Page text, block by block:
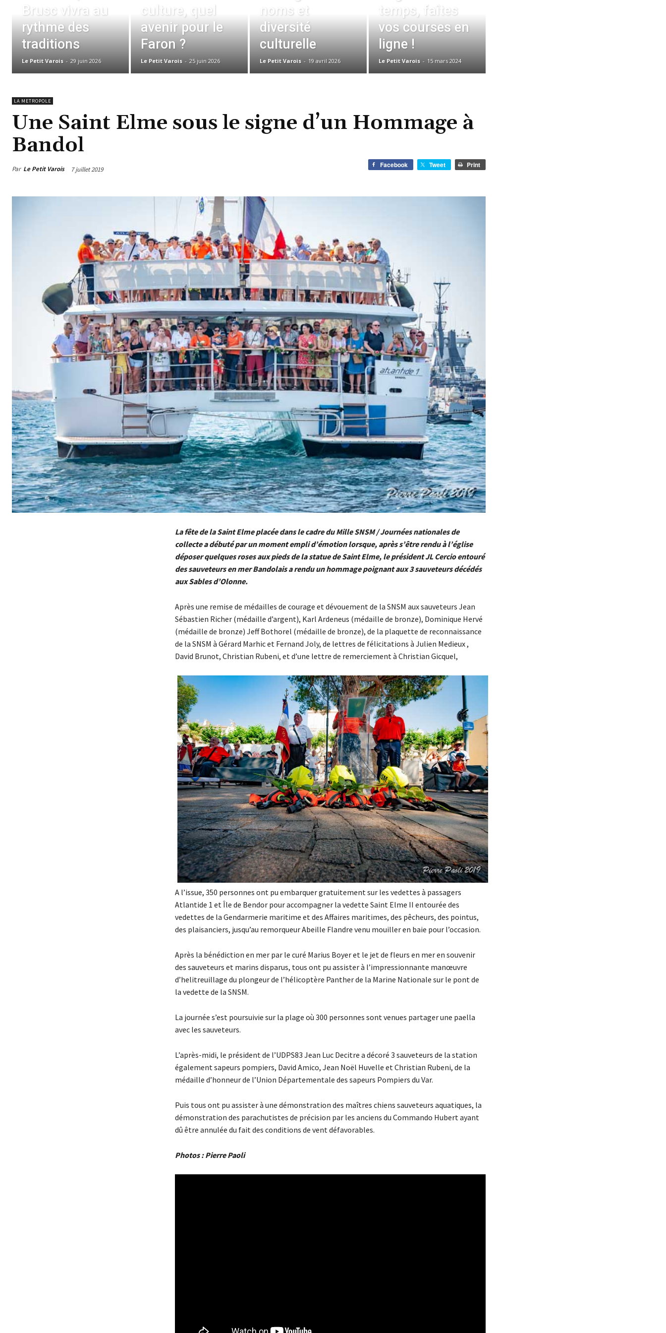
Brusc vivra au
rythme des
traditions
Le Petit Varois - 29 juin 2026
culture, quel
avenir pour le
Faron ?
Le Petit Varois - 25 juin 2026
noms et
diversité
culturelle
Le Petit Varois - 19 avril 2026
temps, faîtes
vos courses en
ligne !
Le Petit Varois - 15 mars 2024
LA METROPOLE
Une Saint Elme sous le signe d’un Hommage à
Bandol
Par Le Petit Varois 7 juillet 2019
Facebook Tweet Print
La fête de la Saint Elme placée dans le cadre du Mille SNSM / Journées nationales de
collecte a débuté par un moment empli d’émotion lorsque, après s’être rendu à l’église
déposer quelques roses aux pieds de la statue de Saint Elme, le président JL Cercio entouré
des sauveteurs en mer Bandolais a rendu un hommage poignant aux 3 sauveteurs décédés
aux Sables d’Olonne.
Après une remise de médailles de courage et dévouement de la SNSM aux sauveteurs Jean
Sébastien Richer (médaille d’argent), Karl Ardeneus (médaille de bronze), Dominique Hervé
(médaille de bronze) Jeff Bothorel (médaille de bronze), de la plaquette de reconnaissance
de la SNSM à Gérard Marhic et Fernand Joly, de lettres de félicitations à Julien Medieux ,
David Brunot, Christian Rubeni, et d’une lettre de remerciement à Christian Gicquel,
A l’issue, 350 personnes ont pu embarquer gratuitement sur les vedettes à passagers
Atlantide 1 et Île de Bendor pour accompagner la vedette Saint Elme II entourée des
vedettes de la Gendarmerie maritime et des Affaires maritimes, des pêcheurs, des pointus,
des plaisanciers, jusqu’au remorqueur Abeille Flandre venu mouiller en baie pour l’occasion.
Après la bénédiction en mer par le curé Marius Boyer et le jet de fleurs en mer en souvenir
des sauveteurs et marins disparus, tous ont pu assister à l’impressionnante manœuvre
d’helitreuillage du plongeur de l’hélicoptère Panther de la Marine Nationale sur le pont de
la vedette de la SNSM.
La journée s’est poursuivie sur la plage où 300 personnes sont venues partager une paella
avec les sauveteurs.
L’après-midi, le président de l’UDPS83 Jean Luc Decitre a décoré 3 sauveteurs de la station
également sapeurs pompiers, David Amico, Jean Noël Huvelle et Christian Rubeni, de la
médaille d’honneur de l’Union Départementale des sapeurs Pompiers du Var.
Puis tous ont pu assister à une démonstration des maîtres chiens sauveteurs aquatiques, la
démonstration des parachutistes de précision par les anciens du Commando Hubert ayant
dû être annulée du fait des conditions de vent défavorables.
Photos : Pierre Paoli